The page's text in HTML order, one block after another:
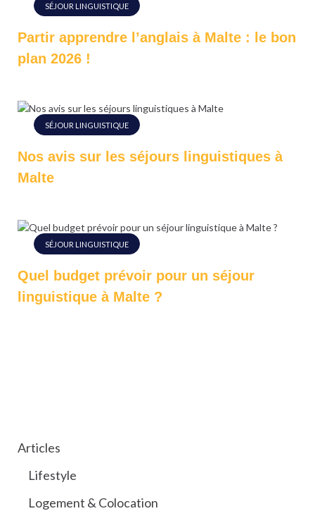
SÉJOUR LINGUISTIQUE
Partir apprendre l’anglais à Malte : le bon
plan 2026 !
SÉJOUR LINGUISTIQUE
Nos avis sur les séjours linguistiques à
Malte
SÉJOUR LINGUISTIQUE
Quel budget prévoir pour un séjour
linguistique à Malte ?
Articles
Lifestyle
Logement & Colocation